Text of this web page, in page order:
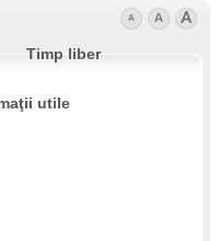
Timp liber
utile